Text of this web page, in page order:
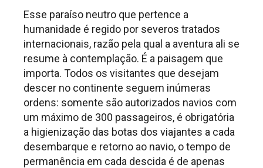
Esse paraíso neutro que pertence a
humanidade é regido por severos tratados
internacionais, razão pela qual a aventura ali se
resume à contemplação. É a paisagem que
importa. Todos os visitantes que desejam
descer no continente seguem inúmeras
ordens: somente são autorizados navios com
um máximo de 300 passageiros, é obrigatória
a higienização das botas dos viajantes a cada
desembarque e retorno ao navio, o tempo de
permanência em cada descida é de apenas